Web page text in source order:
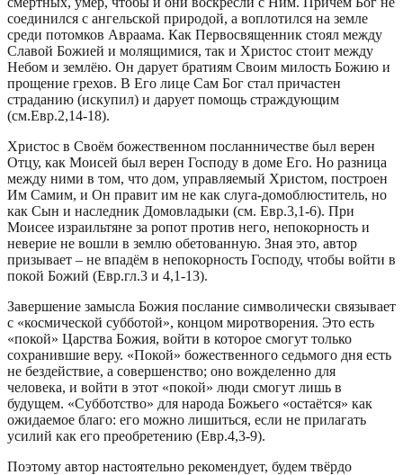
соединился с ангельской природой, а воплотился на земле
среди потомков Авраама. Как Первосвященник стоял между
Славой Божией и молящимися, так и Христос стоит между
Небом и землёю. Он дарует братиям Своим милость Божию и
прощение грехов. В Его лице Сам Бог стал причастен
страданию (искупил) и дарует помощь страждующим
(см.Евр.2,14-18).
Христос в Своём божественном посланничестве был верен
Отцу, как Моисей был верен Господу в доме Его. Но разница
между ними в том, что дом, управляемый Христом, построен
Им Самим, и Он правит им не как слуга-домоблюститель, но
как Сын и наследник Домовладыки (см. Евр.3,1-6). При
Моисее израильтяне за ропот против него, непокорность и
неверие не вошли в землю обетованную. Зная это, автор
призывает – не впадём в непокорность Господу, чтобы войти в
покой Божий (Евр.гл.3 и 4,1-13).
Завершение замысла Божия послание символически связывает
с «космической субботой», концом миротворения. Это есть
«покой» Царства Божия, войти в которое смогут только
сохранившие веру. «Покой» божественного седьмого дня есть
не бездействие, а совершенство; оно вожделенно для
человека, и войти в этот «покой» люди смогут лишь в
будущем. «Субботство» для народа Божьего «остаётся» как
ожидаемое благо: его можно лишиться, если не прилагать
усилий как его преобретению (Евр.4,3-9).
Поэтому автор настоятельно рекомендует, будем твёрдо